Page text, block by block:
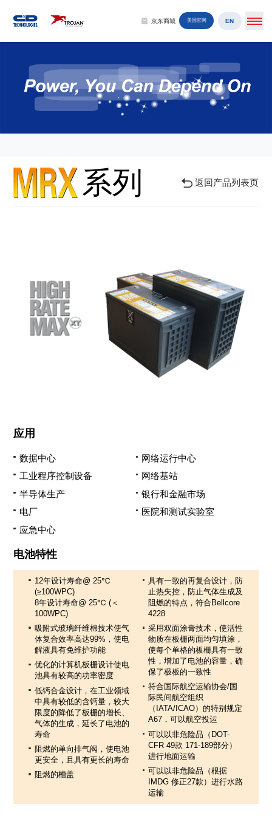
京东商城 美国官网 EN
系列 返回产品列表页
应用
数据中心
网络运行中心
工业程序控制设备
网络基站
半导体生产
银行和金融市场
电厂
医院和测试实验室
应急中心
电池特性
12年设计寿命@ 25℃
(≥100WPC)
8年设计寿命@ 25℃ (＜
100WPC)
吸附式玻璃纤维棉技术使气
体复合效率高达99%，使电
解液具有免维护功能
优化的计算机板栅设计使电
池具有较高的功率密度
低钙合金设计，在工业领域
中具有较低的含钙量，较大
限度的降低了板栅的增长、
气体的生成，延长了电池的
寿命
阻燃的单向排气阀，使电池
更安全，且具有更长的寿命
阻燃的槽盖
具有一致的再复合设计，防
止热失控，防止气体生成及
阻燃的特点，符合Bellcore
4228
采用双面涂膏技术，使活性
物质在板栅两面均匀填涂，
使每个单格的板栅具有一致
性，增加了电池的容量，确
保了极板的一致性
符合国际航空运输协会/国
际民间航空组织
（IATA/ICAO）的特别规定
A67，可以航空投运
可以以非危险品（DOT-
CFR 49款 171-189部分）
进行地面运输
可以以非危险品（根据
IMDG 修正27款）进行水路
运输